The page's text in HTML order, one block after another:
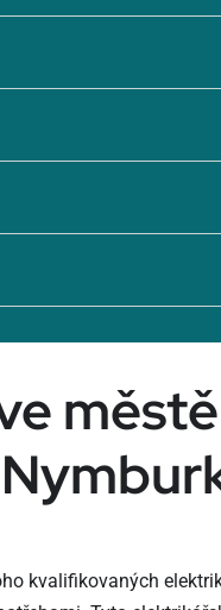
kvalifikovaných